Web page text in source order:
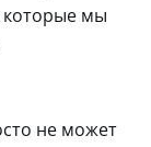
мы
не может